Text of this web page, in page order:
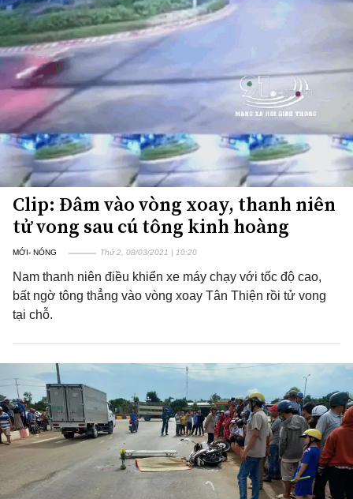
Clip: Đâm vào vòng xoay, thanh niên
tử vong sau cú tông kinh hoàng
MỚI- NÓNG Thứ 2, 08/03/2021 | 10:20
Nam thanh niên điều khiển xe máy chạy với tốc độ cao,
bất ngờ tông thẳng vào vòng xoay Tân Thiện rồi tử vong
tại chỗ.